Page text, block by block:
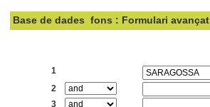
Base de dades fons : Formulari avançat
1
2
3